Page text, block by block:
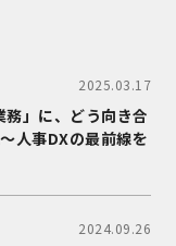
2025.03.17
」に、どう向き合
人事DXの最前線を
2024.09.26